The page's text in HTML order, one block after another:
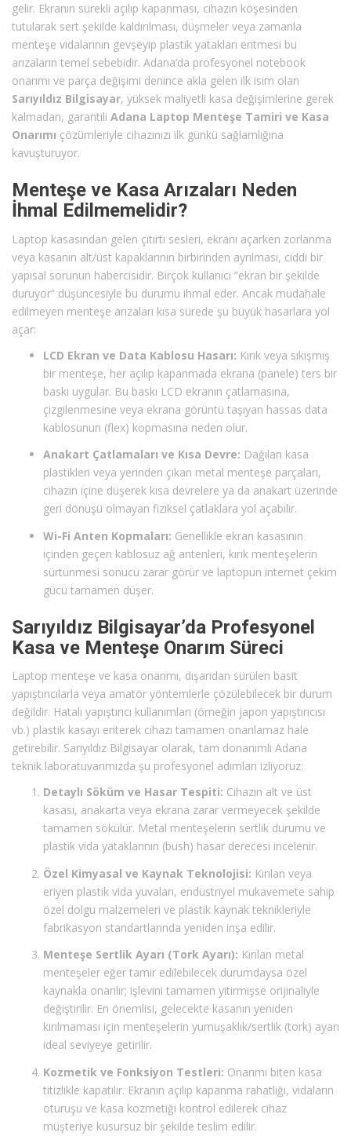
gelir. Ekranın sürekli açılıp kapanması, cihazın köşesinden
tutularak sert şekilde kaldırılması, düşmeler veya zamanla
menteşe vidalarının gevşeyip plastik yatakları eritmesi bu
arızaların temel sebebidir. Adana’da profesyonel notebook
onarımı ve parça değişimi denince akla gelen ilk isim olan
Sarıyıldız Bilgisayar, yüksek maliyetli kasa değişimlerine gerek
kalmadan, garantili Adana Laptop Menteşe Tamiri ve Kasa
Onarımı çözümleriyle cihazınızı ilk günkü sağlamlığına
kavuşturuyor.
Menteşe ve Kasa Arızaları Neden
İhmal Edilmemelidir?
Laptop kasasından gelen çıtırtı sesleri, ekranı açarken zorlanma
veya kasanın alt/üst kapaklarının birbirinden ayrılması, ciddi bir
yapısal sorunun habercisidir. Birçok kullanıcı “ekran bir şekilde
duruyor” düşüncesiyle bu durumu ihmal eder. Ancak müdahale
edilmeyen menteşe arızaları kısa sürede şu büyük hasarlara yol
açar:
LCD Ekran ve Data Kablosu Hasarı: Kırık veya sıkışmış
bir menteşe, her açılıp kapanmada ekrana (panele) ters bir
baskı uygular. Bu baskı LCD ekranın çatlamasına,
çizgilenmesine veya ekrana görüntü taşıyan hassas data
kablosunun (flex) kopmasına neden olur.
Anakart Çatlamaları ve Kısa Devre: Dağılan kasa
plastikleri veya yerinden çıkan metal menteşe parçaları,
cihazın içine düşerek kısa devrelere ya da anakart üzerinde
geri dönüşü olmayan fiziksel çatlaklara yol açabilir.
Wi-Fi Anten Kopmaları: Genellikle ekran kasasının
içinden geçen kablosuz ağ antenleri, kırık menteşelerin
sürtünmesi sonucu zarar görür ve laptopun internet çekim
gücü tamamen düşer.
Sarıyıldız Bilgisayar’da Profesyonel
Kasa ve Menteşe Onarım Süreci
Laptop menteşe ve kasa onarımı, dışarıdan sürülen basit
yapıştırıcılarla veya amatör yöntemlerle çözülebilecek bir durum
değildir. Hatalı yapıştırıcı kullanımları (örneğin japon yapıştırıcısı
vb.) plastik kasayı eriterek cihazı tamamen onarılamaz hale
getirebilir. Sarıyıldız Bilgisayar olarak, tam donanımlı Adana
teknik laboratuvarımızda şu profesyonel adımları izliyoruz:
Detaylı Söküm ve Hasar Tespiti: Cihazın alt ve üst
kasası, anakarta veya ekrana zarar vermeyecek şekilde
tamamen sökülür. Metal menteşelerin sertlik durumu ve
plastik vida yataklarının (bush) hasar derecesi incelenir.
Özel Kimyasal ve Kaynak Teknolojisi: Kırılan veya
eriyen plastik vida yuvaları, endüstriyel mukavemete sahip
özel dolgu malzemeleri ve plastik kaynak teknikleriyle
fabrikasyon standartlarında yeniden inşa edilir.
Menteşe Sertlik Ayarı (Tork Ayarı): Kırılan metal
menteşeler eğer tamir edilebilecek durumdaysa özel
kaynakla onarılır; işlevini tamamen yitirmişse orijinaliyle
değiştirilir. En önemlisi, gelecekte kasanın yeniden
kırılmaması için menteşelerin yumuşaklık/sertlik (tork) ayarı
ideal seviyeye getirilir.
Kozmetik ve Fonksiyon Testleri: Onarımı biten kasa
titizlikle kapatılır. Ekranın açılıp kapanma rahatlığı, vidaların
oturuşu ve kasa kozmetiği kontrol edilerek cihaz
müşteriye kusursuz bir şekilde teslim edilir.